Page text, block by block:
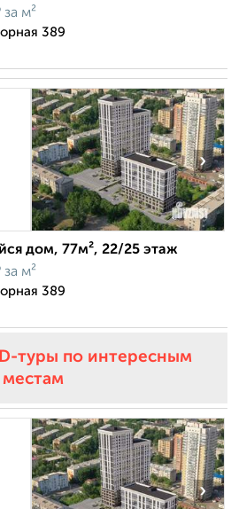
за м²
389
›
дом, 77м², 22/25 этаж
за м²
389
туры по интересным
местам
›